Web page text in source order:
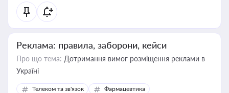
Реклама: правила, заборони, кейси
Про що тема: Дотримання вимог розміщення реклами в
Україні
Телеком та зв'язок
Фармацевтика